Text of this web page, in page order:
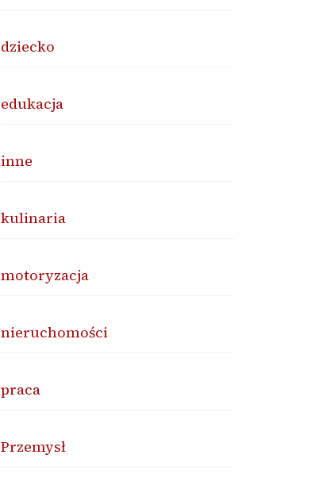
dziecko
edukacja
inne
kulinaria
motoryzacja
nieruchomości
praca
Przemysł